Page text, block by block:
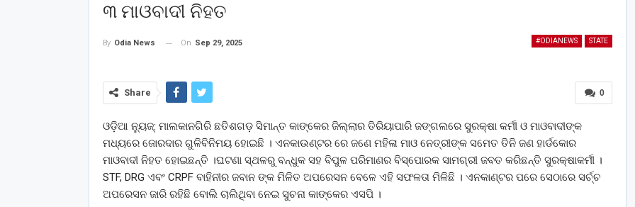
୩ ମାଓବାଦୀ ନିହତ
#ODIANEWS STATE
By Odia News On Sep 29, 2025
0
Share
ଓଡ଼ିଆ ନ୍ୟୁଜ୍: ମାଲକାନଗିରି ଛତିଶଗଡ଼ ସିମାନ୍ତ କାଙ୍କେର ଜିଲ୍ଲାର ତିରିୟାପାରି ଜଙ୍ଗଲରେ ସୁରକ୍ଷା କର୍ମୀ ଓ ମାଓବାଦୀଙ୍କ
ମଧ୍ୟରେ ଜୋରଦାର ଗୁଳିବିନିମୟ ହୋଇଛି । ଏନକାଉଣ୍ଟର ରେ ଜଣେ ମହିଳା ମାଓ ନେତ୍ରୀଙ୍କ ସମେତ ତିନି ଜଣ ହାର୍ଡକୋର
ମାଓବାଦୀ ନିହତ ହୋଇଛନ୍ତି ।ଘଟଣା ସ୍ଥଳରୁ ବନ୍ଧୁକ ସହ ବିପୁଳ ପରିମାଣର ବିସ୍ପୋରକ ସାମଗ୍ରୀ ଜବତ କରିଛନ୍ତି ସୁରକ୍ଷାକର୍ମୀ ।
STF, DRG ଏବଂ CRPF ବାହିନୀର ଜବାନ ଙ୍କ ମିଳିତ ଅପରେସନ ବେଳେ ଏହି ସଫଳତା ମିଳିଛି । ଏନକାଣ୍ଟର ପରେ ସେଠାରେ ସର୍ଚ୍ଚ
ଅପରେସନ ଜାରି ରହିଛି ବୋଲି ଚାଲିଥିବା ନେଇ ସୁଚନା କାଙ୍କେର ଏସପି ।